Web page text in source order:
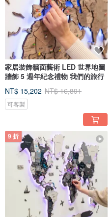
家居裝飾牆面藝術 LED 世界地圖
牆飾 5 週年紀念禮物 我們的旅行
NT$ 15,202 NT$ 16,891
可客製
9 折